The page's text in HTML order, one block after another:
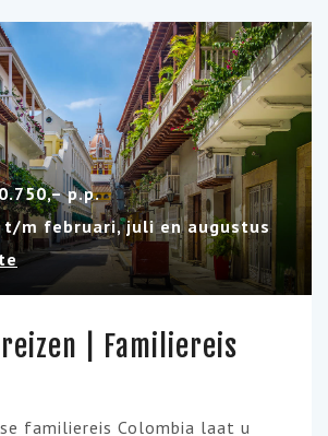
p.p.
t/m februari, juli en augustus
| Familiereis
familiereis Colombia laat u